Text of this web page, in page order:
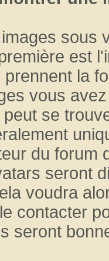
sous
est
la
vous
se
du forum
seront
voudra
contacter
seront